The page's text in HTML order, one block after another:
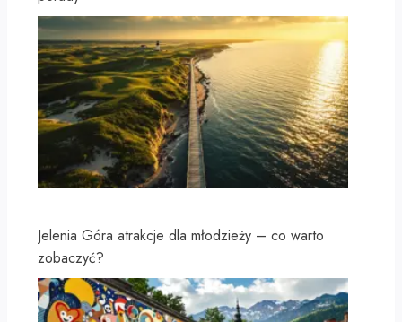
Jelenia Góra atrakcje dla młodzieży – co warto
zobaczyć?